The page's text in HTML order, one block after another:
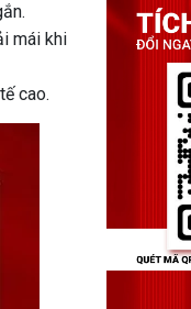
mái khi
cao.